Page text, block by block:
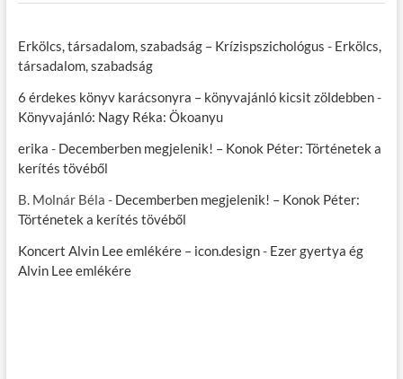
Erkölcs, társadalom, szabadság – Krízispszichológus - Erkölcs,
társadalom, szabadság
6 érdekes könyv karácsonyra – könyvajánló kicsit zöldebben-
Könyvajánló: Nagy Réka: Ökoanyu
erika - Decemberben megjelenik! – Konok Péter: Történetek a
kerítés tövéből
B. Molnár Béla - Decemberben megjelenik! – Konok Péter:
Történetek a kerítés tövéből
Koncert Alvin Lee emlékére – icon.design- Ezer gyertya ég
Alvin Lee emlékére